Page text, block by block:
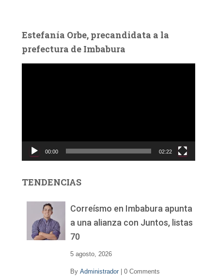
Estefanía Orbe, precandidata a la
prefectura de Imbabura
c
d
00:00 02:22
TENDENCIAS
Correísmo en Imbabura apunta
a una alianza con Juntos, listas
70
5 agosto, 2026
By Administrador 0 Comments